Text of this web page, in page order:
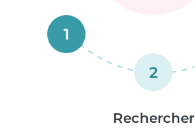
1
2
Rechercher